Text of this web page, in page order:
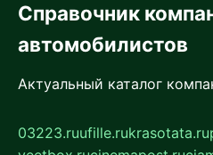
Справочник
автомобилистов
Актуальный каталог
03223.ruufille.rukrasotata.ru